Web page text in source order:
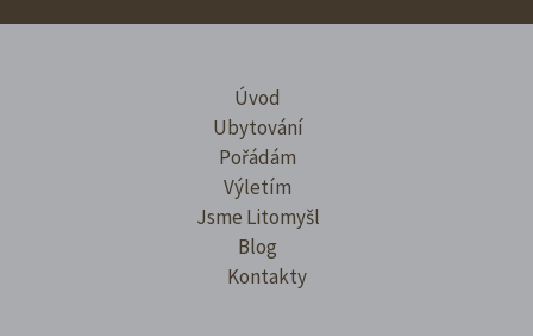
Úvod
Ubytování
Pořádám
Výletím
Jsme Litomyšl
Blog
Kontakty